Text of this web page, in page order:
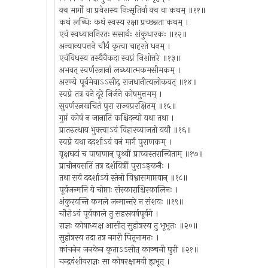
क्व मार्गो वा प्रवेशस्य निःसृतिर्वा क्व वा कथम् ॥११॥
कथं लब्धिः कथं स्वस्य रक्षा प्रच्छन्नता कथम् ।
एवं स्वध्याननिरतः ससार्थः शंकुधारकः ॥१२॥
अन्यान्यपत्तने चौर्यं कृत्वा चाहरते धनम् ।
एवंविधस्य तस्यैवैकदा स्वप्नं निशोत्तरे ॥१३॥
अभवत् स्वर्णरत्नानां लब्ध्यात्मकमसीमकम् ।
अरण्ये पूर्वमेवाऽऽसीद् राजधानीत्यलोकयत् ॥१४॥
स्वप्ने तत्र वने दूरे निर्जने कोषमुत्तमम् ।
सुवर्णरत्नखचितं पुरा राज्यप्ररक्षितम् ॥१५॥
गुप्तं कोषं न जानाति कश्चिदन्यो यथा तथा ।
प्रातरुत्थाय भुक्त्वाऽयं विहारव्याजतो ययौ ॥१६॥
स्वप्ने यथा ददर्शाऽयं वनं मार्गं पुराणकम् ।
वृक्षघटां च पाषाणान् पृथ्वीं प्राच्यस्तरान्विताम् ॥१७॥
प्राचीनवसतिं तत्र दर्शयित्रीं पुराऽङ्कनैः ।
तथा सर्वं ददर्शाऽयं स्तेनो विश्वासमाप्तवान् ॥१८॥
पूर्वजन्मनि ये चोप्ताः संस्काराश्चिरकालिनः ।
अंकुरयन्ति कमले जन्मान्तरे न संशयः ॥१९॥
चौरोऽयं पूर्वकाले तु सहस्रवर्षपूर्वगे ।
राज्ञः कोषाध्यक्ष आसीत् सुहोत्रस्य तु भूभृतः ॥२०॥
सुहोत्रस्य तदा तत्र नगरी पितृनामतः ।
कांचनेन जनकेन कृताऽऽसीत् काञ्चनी पुरी ॥२१॥
चन्द्रवंशीयराज्ञः सा कोषरक्षामयी ह्यभूत् ।